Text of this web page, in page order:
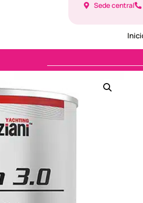
Sede central